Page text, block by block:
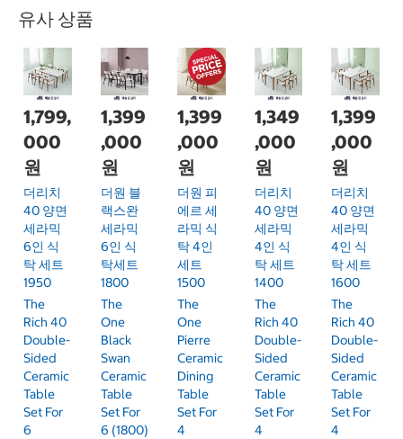
유사 상품
1,799,
000
원
더리치
40 양면
세라믹
6인 식
탁 세트
1950
The
Rich 40
Double-
Sided
Ceramic
Table
Set For
6
1,399
,000
원
더원 블
랙스완
세라믹
6인 식
탁세트
1800
The
One
Black
Swan
Ceramic
Table
Set For
6 (1800)
1,399
,000
원
더원 피
에르 세
라믹 식
탁 4인
세트
1500
The
One
Pierre
Ceramic
Dining
Table
Set For
4
1,349
,000
원
더리치
40 양면
세라믹
4인 식
탁 세트
1400
The
Rich 40
Double-
Sided
Ceramic
Table
Set For
4
1,399
,000
원
더리치
40 양면
세라믹
4인 식
탁 세트
1600
The
Rich 40
Double-
Sided
Ceramic
Table
Set For
4